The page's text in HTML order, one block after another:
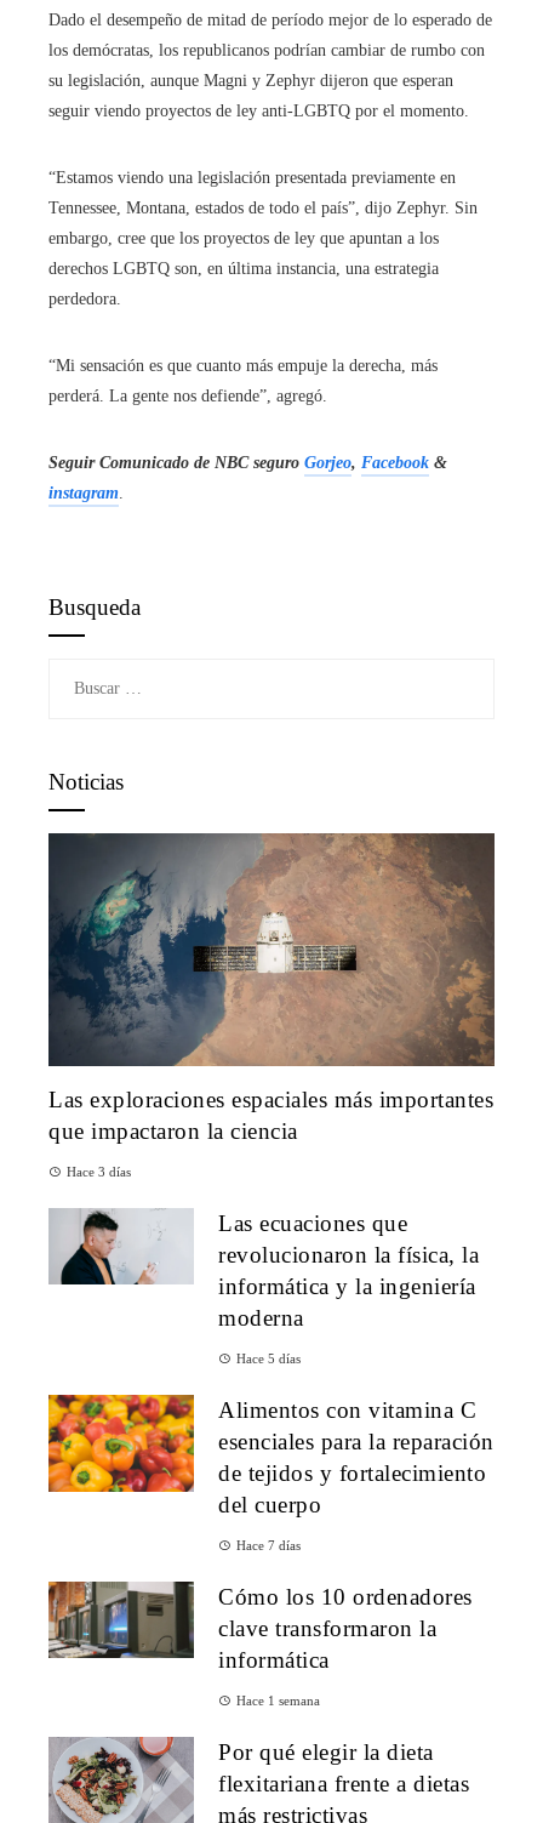
Dado el desempeño de mitad de período mejor de lo esperado de
los demócratas, los republicanos podrían cambiar de rumbo con
su legislación, aunque Magni y Zephyr dijeron que esperan
seguir viendo proyectos de ley anti-LGBTQ por el momento.
“Estamos viendo una legislación presentada previamente en
Tennessee, Montana, estados de todo el país”, dijo Zephyr. Sin
embargo, cree que los proyectos de ley que apuntan a los
derechos LGBTQ son, en última instancia, una estrategia
perdedora.
“Mi sensación es que cuanto más empuje la derecha, más
perderá. La gente nos defiende”, agregó.
Seguir Comunicado de NBCseguro Gorjeo, Facebook &
instagram
Busqueda
Noticias
Las exploraciones espaciales más importantes
que impactaron la ciencia
Hace 3 días
Las ecuaciones que
revolucionaron la física, la
informática y la ingeniería
moderna
Hace 5 días
Alimentos con vitamina C
esenciales para la reparación
de tejidos y fortalecimiento
del cuerpo
Hace 7 días
Cómo los 10 ordenadores
clave transformaron la
informática
Hace 1 semana
Por qué elegir la dieta
flexitariana frente a dietas
más restrictivas